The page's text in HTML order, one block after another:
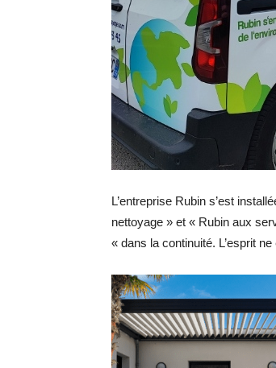
L’entreprise Rubin s’est
nettoyage » et « Rubin aux
« dans la continuité. L’esprit